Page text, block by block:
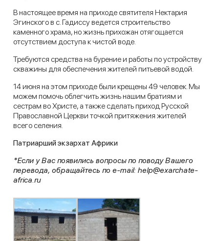
В настоящее время на приходе святителя Нектария
Эгинского в с. Гадиссу ведется строительство
каменного храма, но жизнь прихожан отягощается
отсутствием доступа к чистой воде.
Требуются средства на бурение и работы по устройству
скважины для обеспечения жителей питьевой водой.
14 июня на этом приходе были крещены 49 человек. Мы
можем помочь облегчить жизнь нашим братиям и
сестрам во Христе, а также сделать приход Русской
Православной Церкви точкой притяжения жителей
всего селения.
Патриарший экзархат Африки
*Если у Вас появились вопросы по поводу Вашего
перевода, обращайтесь по e-mail: help@exarchate-
africa.ru